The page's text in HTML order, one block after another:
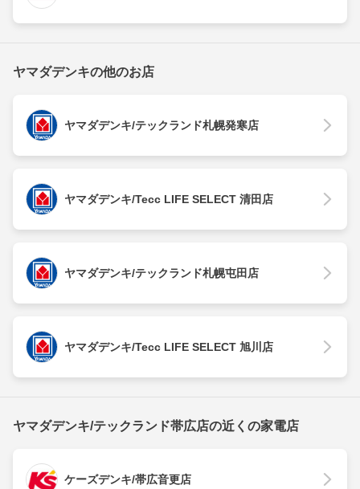
ヤマダデンキの他のお店
ヤマダデンキ/テックランド札幌発寒店
ヤマダデンキ/Tecc LIFE SELECT 清田店
ヤマダデンキ/テックランド札幌屯田店
ヤマダデンキ/Tecc LIFE SELECT 旭川店
ヤマダデンキ/テックランド帯広店の近くの家電店
ケーズデンキ/帯広音更店